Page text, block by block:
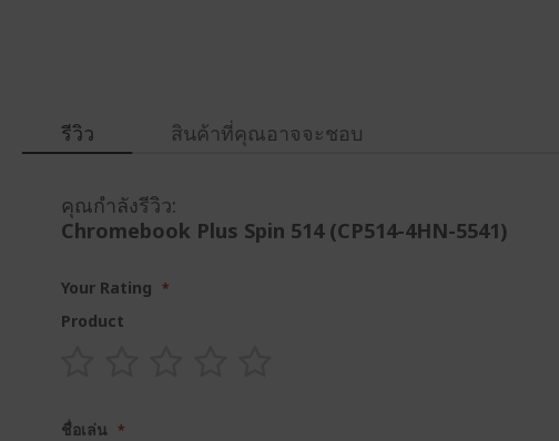
รีวิว
คุณกำลังรีวิว:
Chromebook Plus Spin 514 (CP514-4HN-5541)
Your Rating
Product
ชื่อเล่น
สินค้าที่คุณอาจจะชอบ